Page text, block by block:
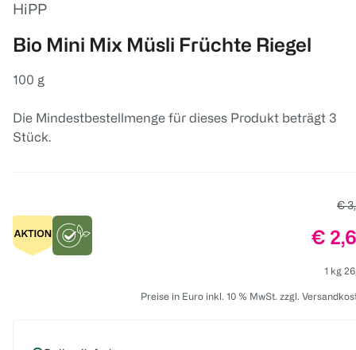
HiPP
Bio Mini Mix Müsli Früchte Riegel
100 g
Die Mindestbestellmenge für dieses Produkt beträgt 3
Stück.
€
€
1 kg
Preise in Euro inkl. 10 % MwSt. zzgl.